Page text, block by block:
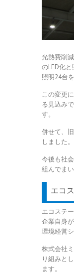
光熱費削
のLED化
照明24台
この変更
る見込み
す。
併せて、
しました。
今後も社
組んでまい
エコ
エコステ
企業自身
環境経営シ
株式会社
り組みと
ます。